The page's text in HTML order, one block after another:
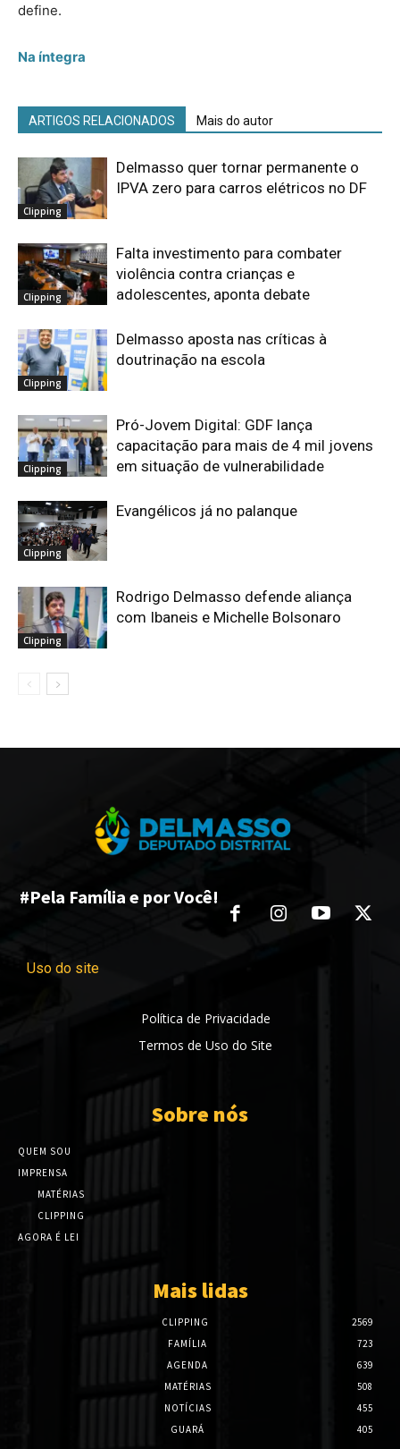
define.
Na íntegra
ARTIGOS RELACIONADOS Mais do autor
Clipping
Delmasso quer tornar permanente o
IPVA zero para carros elétricos no DF
Clipping
Falta investimento para combater
violência contra crianças e
adolescentes, aponta debate
Clipping
Delmasso aposta nas críticas à
doutrinação na escola
Clipping
Pró-Jovem Digital: GDF lança
capacitação para mais de 4 mil jovens
em situação de vulnerabilidade
Clipping
Evangélicos já no palanque
Clipping
Rodrigo Delmasso defende aliança
com Ibaneis e Michelle Bolsonaro
#Pela Família e por Você!
Uso do site
Política de Privacidade
Termos de Uso do Site
Sobre nós
QUEM SOU
IMPRENSA
MATÉRIAS
CLIPPING
AGORA É LEI
Mais lidas
CLIPPING
2569
FAMÍLIA
723
AGENDA
639
MATÉRIAS
508
NOTÍCIAS
455
GUARÁ
405